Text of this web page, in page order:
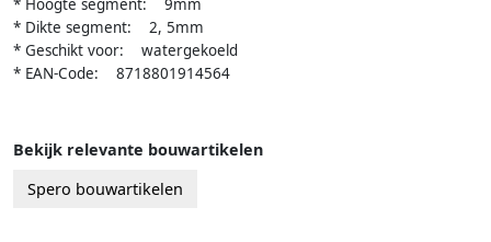
* Hoogte segment: 9mm
* Dikte segment: 2, 5mm
* Geschikt voor: watergekoeld
* EAN-Code: 8718801914564
Bekijk relevante bouwartikelen
Spero bouwartikelen